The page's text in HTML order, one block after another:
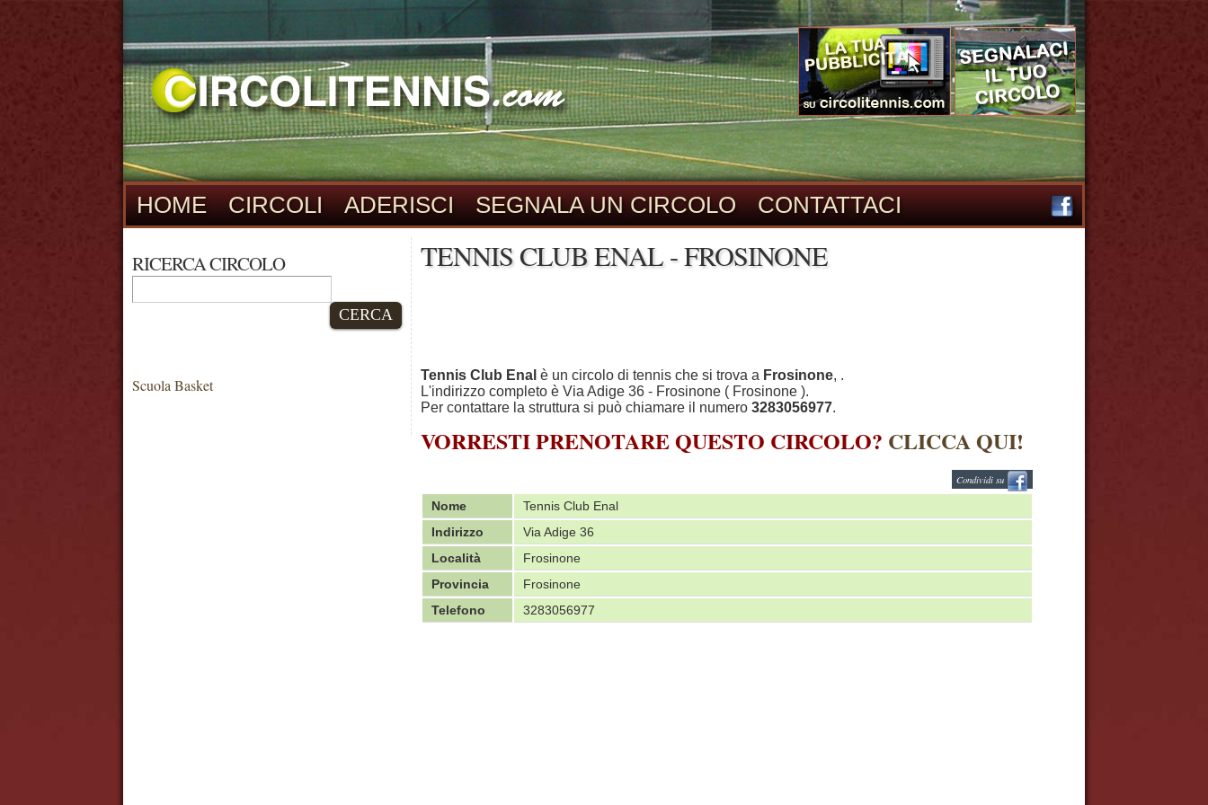
HOME CIRCOLI ADERISCI SEGNALA UN CIRCOLO CONTATTACI
RICERCA CIRCOLO
CERCA
Scuola Basket
TENNIS CLUB ENAL - FROSINONE
Tennis Club Enal è un circolo di tennis che si trova a Frosinone, .
L'indirizzo completo è Via Adige 36 - Frosinone ( Frosinone ).
Per contattare la struttura si può chiamare il numero 3283056977.
VORRESTI PRENOTARE QUESTO CIRCOLO? CLICCA QUI!
Condividi su
Nome
Tennis Club Enal
Indirizzo
Via Adige 36
Località
Frosinone
Provincia
Frosinone
Telefono
3283056977